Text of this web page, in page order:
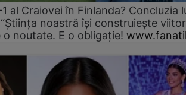
al Craiovei în Finlanda? Concluzia
noastră își construiește
o noutate. E o obligație!